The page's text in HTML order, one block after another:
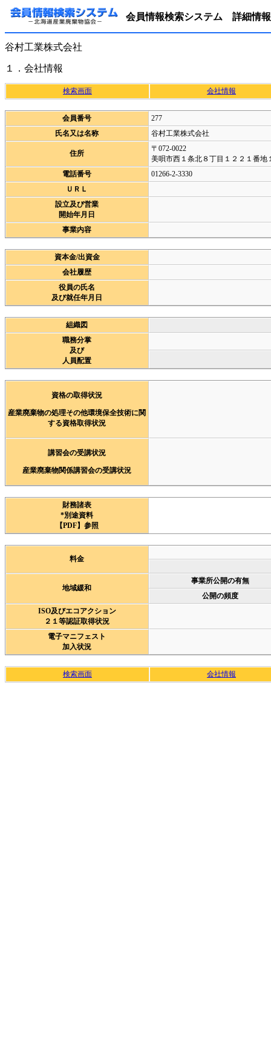
会員情報検索システム 詳細情報
谷村工業株式会社
１．会社情報
検索画面 会社情報
会員番号
277
氏名又は名称
谷村工業株式会社
住所
〒072-0022
美唄市西１条北８丁目１２２１番地
電話番号
01266-2-3330
ＵＲＬ
設立及び営業
開始年月日
事業内容
資本金/出資金
会社履歴
役員の氏名
及び就任年月日
組織図
職務分掌
及び
人員配置
資格の取得状況
産業廃棄物の処理その他環境保全技術に関
する資格取得状況
講習会の受講状況
産業廃棄物関係講習会の受講状況
財務諸表
*別途資料
【PDF】参照
料金
地域緩和
事業所公開の有無
公開の頻度
ISO及びエコアクション
２１等認証取得状況
電子マニフェスト
加入状況
検索画面 会社情報